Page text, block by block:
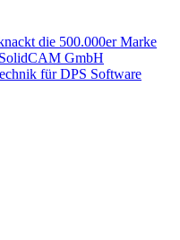
die 500.000er Marke
GmbH
für DPS Software